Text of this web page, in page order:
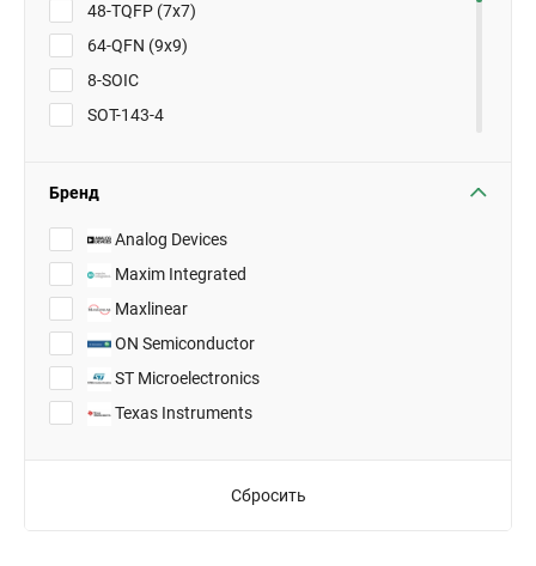
48-TQFP (7x7)
64-QFN (9x9)
8-SOIC
SOT-143-4
Бренд
Analog Devices
Maxim Integrated
Maxlinear
ON Semiconductor
ST Microelectronics
Texas Instruments
Сбросить